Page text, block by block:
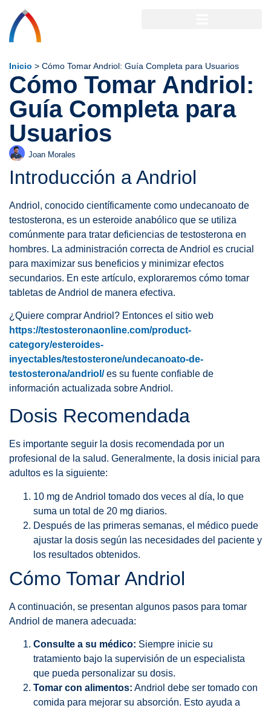
Inicio > Cómo Tomar Andriol: Guía Completa para Usuarios
Cómo Tomar Andriol:
Guía Completa para
Usuarios
Joan Morales
Introducción a Andriol
Andriol, conocido científicamente como undecanoato de
testosterona, es un esteroide anabólico que se utiliza
comúnmente para tratar deficiencias de testosterona en
hombres. La administración correcta de Andriol es crucial
para maximizar sus beneficios y minimizar efectos
secundarios. En este artículo, exploraremos cómo tomar
tabletas de Andriol de manera efectiva.
¿Quiere comprar Andriol? Entonces el sitio web
https://testosteronaonline.com/product-
category/esteroides-
inyectables/testosterone/undecanoato-de-
testosterona/andriol/es su fuente confiable de
información actualizada sobre Andriol.
Dosis Recomendada
Es importante seguir la dosis recomendada por un
profesional de la salud. Generalmente, la dosis inicial para
adultos es la siguiente:
10 mg de Andriol tomado dos veces al día, lo que
suma un total de 20 mg diarios.
Después de las primeras semanas, el médico puede
ajustar la dosis según las necesidades del paciente y
los resultados obtenidos.
Cómo Tomar Andriol
A continuación, se presentan algunos pasos para tomar
Andriol de manera adecuada:
Consulte a su médico: Siempre inicie su
tratamiento bajo la supervisión de un especialista
que pueda personalizar su dosis.
Tomar con alimentos: Andriol debe ser tomado con
comida para mejorar su absorción. Esto ayuda a